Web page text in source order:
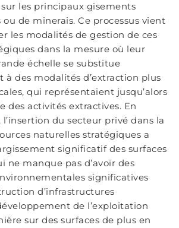
les principaux gisements
ou de minerais. Ce processus vient
les modalités de gestion de ces
dans la mesure où leur
échelle se substitue
à des modalités d’extraction plus
qui représentaient jusqu’alors
des activités extractives. En
l’insertion du secteur privé dans la
naturelles stratégiques a
significatif des surfaces
ne manque pas d’avoir des
significatives
d’infrastructures
de l’exploitation
sur des surfaces de plus en